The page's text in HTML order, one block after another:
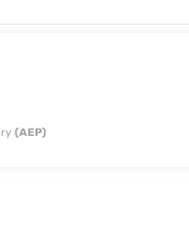
(AEP)